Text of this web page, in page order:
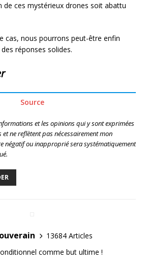
de ces mystérieux drones soit abattu
cas, nous pourrons peut-être enfin
réponses solides.
Source
et les opinions qui y sont exprimées
ne reflètent pas nécessairement mon
négatif ou inapproprié sera systématiquement
13684 Articles
comme but ultime !